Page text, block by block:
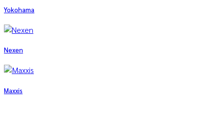
Yokohama
Nexen
Maxxis